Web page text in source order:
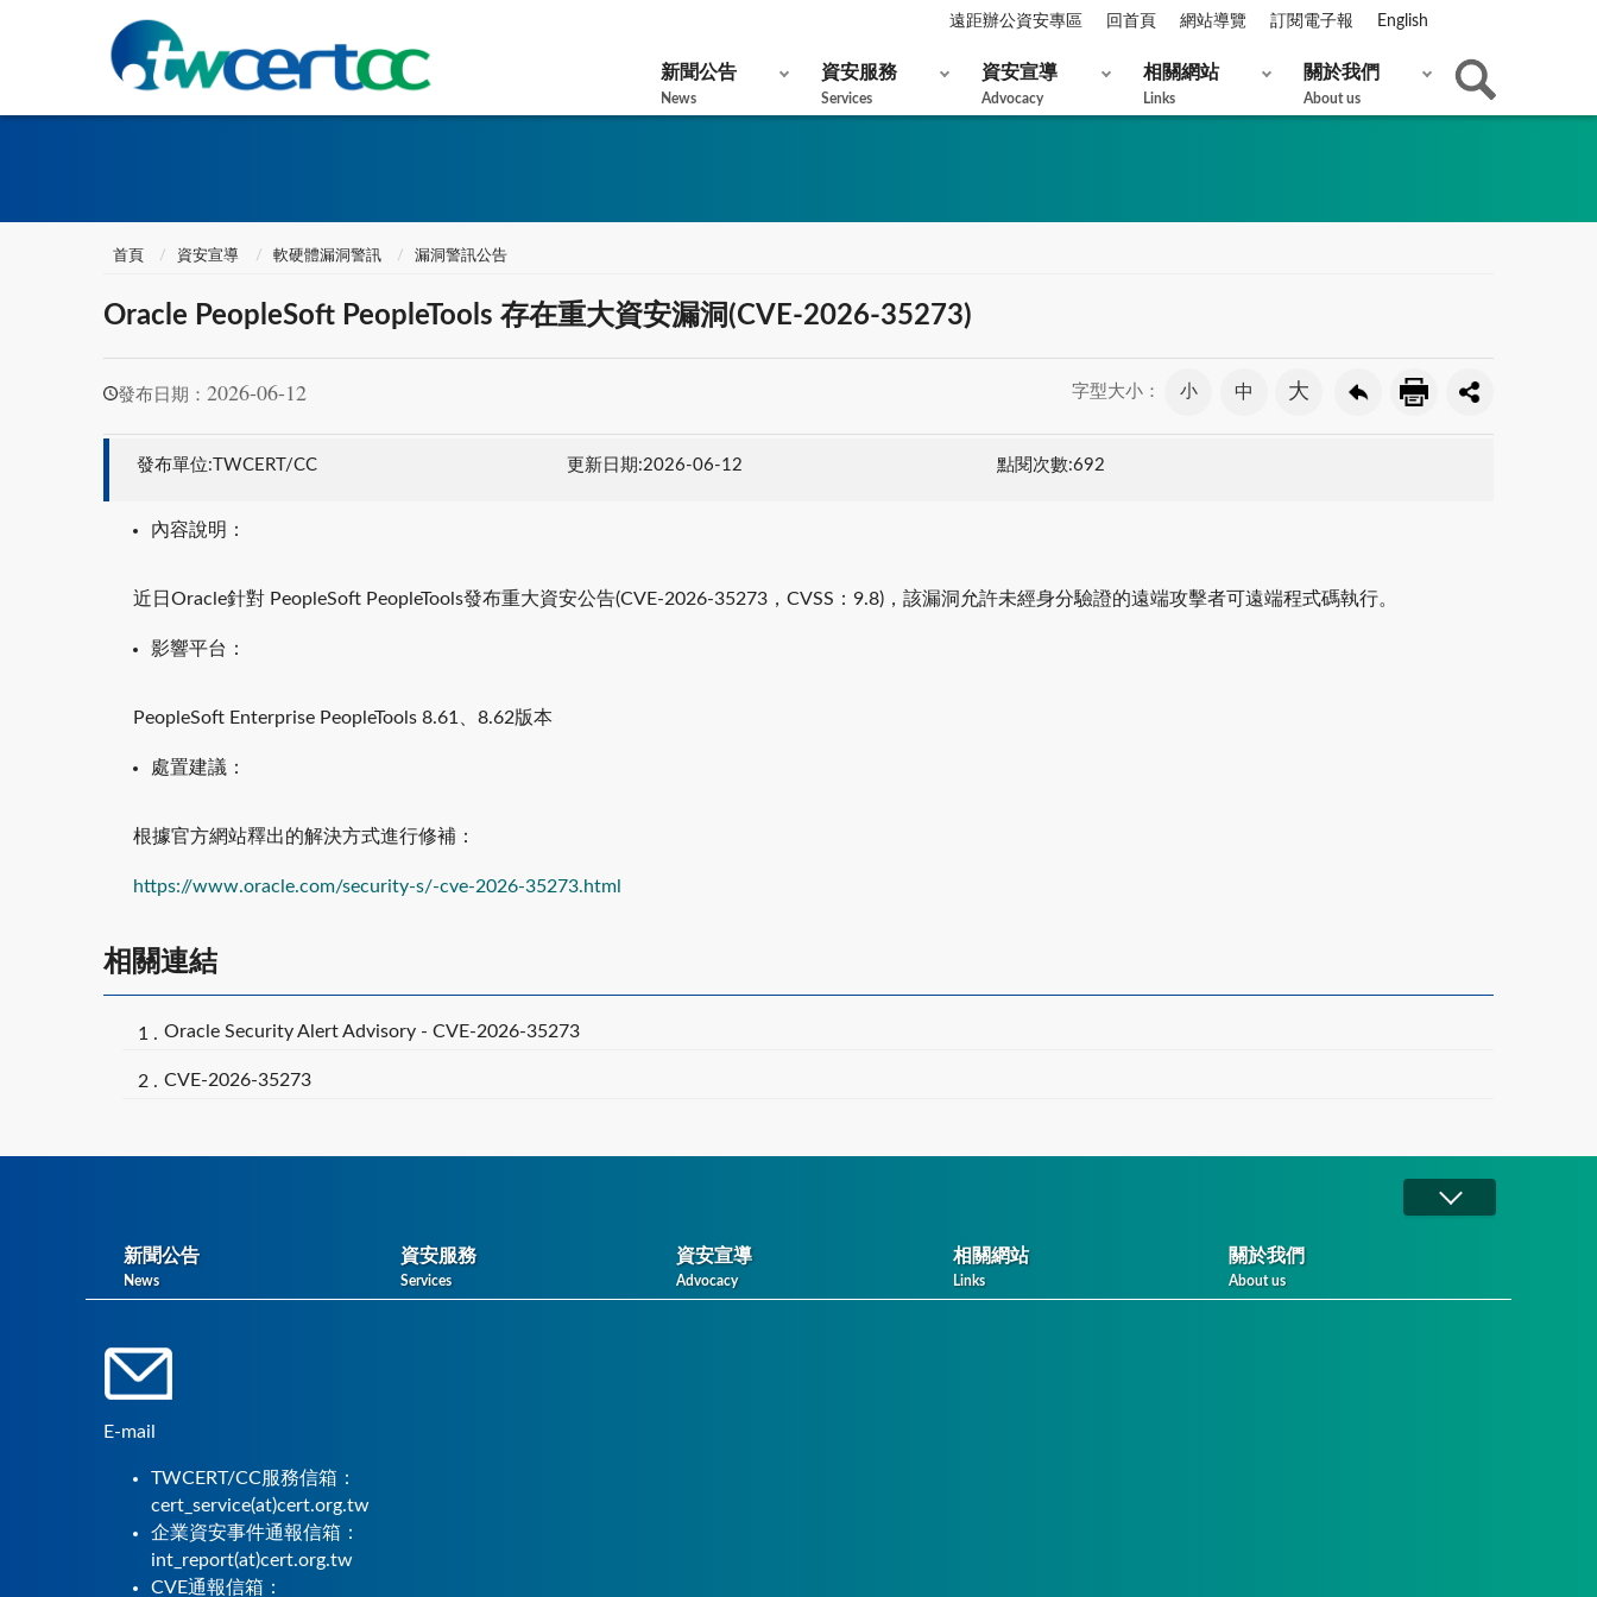
遠距辦公資安專區 回首頁 網站導覽 訂閱電子報 English
新聞公告
News
資安服務
Services
資安宣導
Advocacy
相關網站
Links
關於我們
About us
首頁 資安宣導 軟硬體漏洞警訊 漏洞警訊公告
Oracle PeopleSoft PeopleTools 存在重大資安漏洞(CVE-2026-35273)
發布日期： 2026-06-12 字型大小： 小 中 大
發布單位:TWCERT/CC 更新日期:2026-06-12 點閱次數:692
內容說明：
近日Oracle針對 PeopleSoft PeopleTools發布重大資安公告(CVE-2026-35273，CVSS：9.8)，該漏洞允許未經身分驗證的遠端攻擊者可遠端程式碼執行。
影響平台：
PeopleSoft Enterprise PeopleTools 8.61、8.62版本
處置建議：
根據官方網站釋出的解決方式進行修補：
https://www.oracle.com/security-s/-cve-2026-35273.html
相關連結
Oracle Security Alert Advisory - CVE-2026-35273
CVE-2026-35273
新聞公告
News
資安服務
Services
資安宣導
Advocacy
相關網站
Links
關於我們
About us
E-mail
TWCERT/CC服務信箱：
cert_service(at)cert.org.tw
企業資安事件通報信箱：
int_report(at)cert.org.tw
CVE通報信箱：